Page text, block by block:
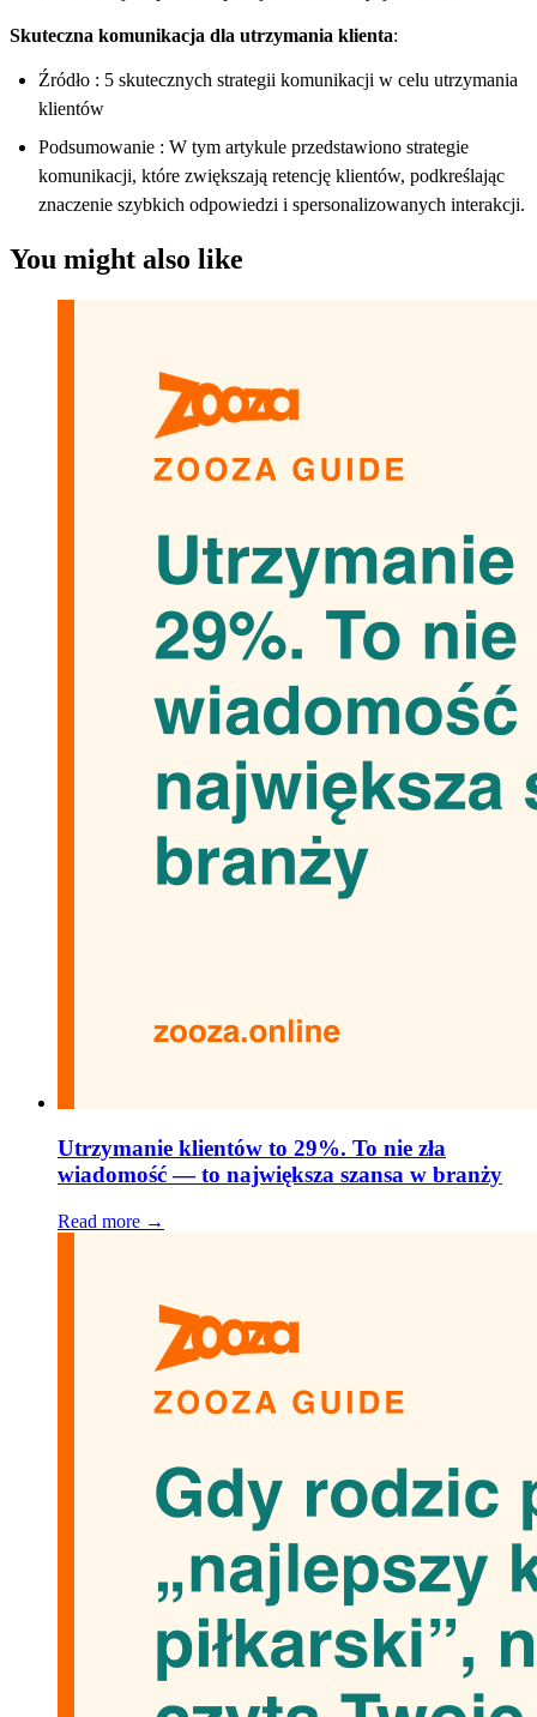
Skuteczna komunikacja dla utrzymania klienta:
Źródło : 5 skutecznych strategii komunikacji w celu utrzymania
klientów
Podsumowanie : W tym artykule przedstawiono strategie
komunikacji, które zwiększają retencję klientów, podkreślając
znaczenie szybkich odpowiedzi i spersonalizowanych interakcji.
You might also like
Utrzymanie klientów to 29%. To nie zła
wiadomość — to największa szansa w branży
Read more →